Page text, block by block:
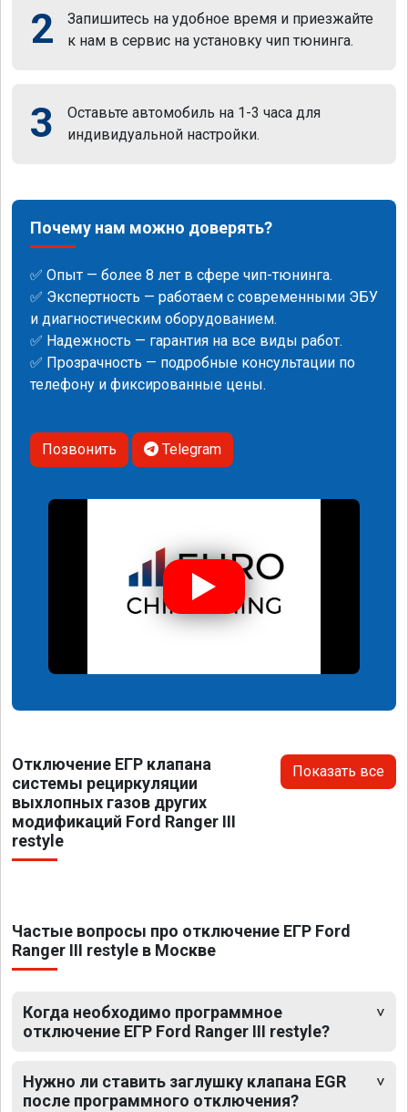
2
Запишитесь на удобное время и приезжайте
к нам в сервис на установку чип тюнинга.
3
Оставьте автомобиль на 1-3 часа для
индивидуальной настройки.
Почему нам можно доверять?
✅ Опыт — более 8 лет в сфере чип-тюнинга.
✅ Экспертность — работаем с современными ЭБУ
и диагностическим оборудованием.
✅ Надежность — гарантия на все виды работ.
✅ Прозрачность — подробные консультации по
телефону и фиксированные цены.
Позвонить Telegram
Отключение ЕГР клапана
системы рециркуляции
выхлопных газов других
модификаций Ford Ranger III
restyle
Показать все
Частые вопросы про отключение ЕГР Ford
Ranger III restyle в Москве
Когда необходимо программное
отключение ЕГР Ford Ranger III restyle?
Нужно ли ставить заглушку клапана EGR
после программного отключения?